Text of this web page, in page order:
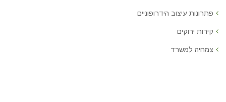
פתרונות עיצוב הידרופוניים
קירות ירוקים
צמחיה למשרד